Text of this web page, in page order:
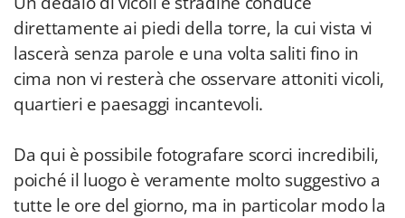
direttamente ai piedi della torre, la cui vista vi
lascerà senza parole e una volta saliti fino in
cima non vi resterà che osservare attoniti vicoli,
quartieri e paesaggi incantevoli.
Da qui è possibile fotografare scorci incredibili,
poiché il luogo è veramente molto suggestivo a
tutte le ore del giorno, ma in particolar modo la